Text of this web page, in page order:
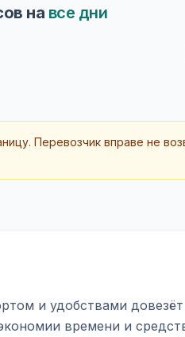
на все дни
Перевозчик вправе не
и удобствами
времени и